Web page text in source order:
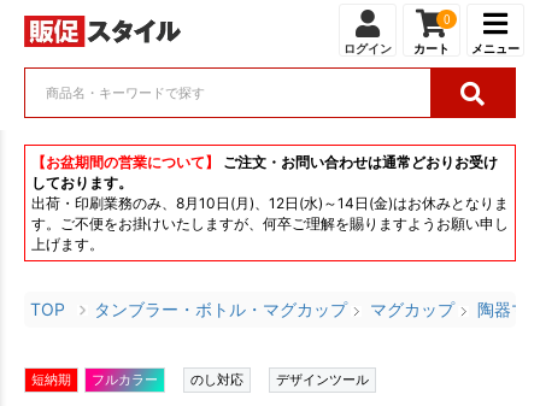
ログイン
0
カート メニュー
【お盆期間の営業について】
ご注文・お問い合わせは通常どおりお受け
しております。
出荷・印刷業務のみ、8月10日(月)、12日(水)～14日(金)はお休みとなりま
す。ご不便をお掛けいたしますが、何卒ご理解を賜りますようお願い申し
上げます。
TOP タンブラー・ボトル・マグカップ マグカップ 陶器マ
短納期 フルカラー のし対応 デザインツール